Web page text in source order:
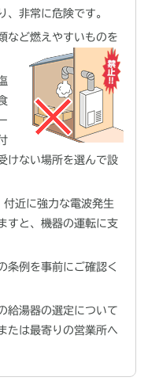
、非常に危険です。
など燃えやすいものを
けない場所を選んで設
近に強力な電波発生
すと、機器の運転に支
条例を事前にご確認く
給湯器の選定について
たは最寄りの営業所へ